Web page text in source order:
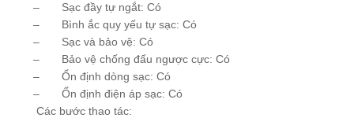
– Sạc đầy tự ngắt: Có
– Bình ắc quy yếu tự sạc: Có
– Sạc và bảo vệ: Có
– Bảo vệ chống đấu ngược cực: Có
– Ổn định dòng sạc: Có
– Ổn định điện áp sạc: Có
Các bước thao tác: